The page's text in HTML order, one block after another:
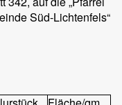
Süd-Lichtenfels“